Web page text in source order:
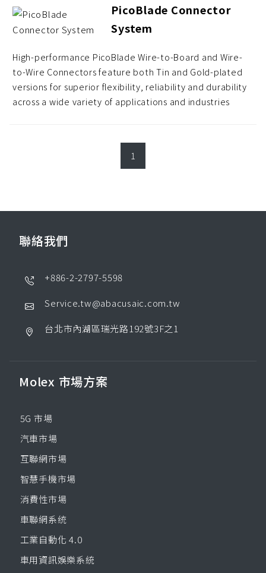
PicoBlade Connector
System
High-performance PicoBlade Wire-to-Board and Wire-
to-Wire Connectors feature both Tin and Gold-plated
versions for superior flexibility, reliability and durability
across a wide variety of applications and industries
1
聯絡我們
+886-2-2797-5598
Service.tw@abacusaic.com.tw
台北市內湖區瑞光路192號3F之1
Molex 市場方案
5G 市場
汽車市場
互聯網市場
智慧手機市場
消費性市場
車聯網系统
工業自動化 4.0
車用資訊娛樂系統